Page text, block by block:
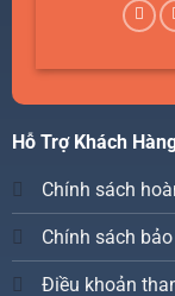
Hỗ Trợ Khách
Chính sách
Chính sách
Điều khoản